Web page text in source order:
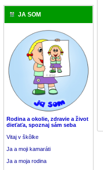
JA SOM
Rodina a okolie, zdravie a život
dieťaťa, spoznaj sám seba
Vitaj v škôlke
Ja a moji kamaráti
Ja a moja rodina